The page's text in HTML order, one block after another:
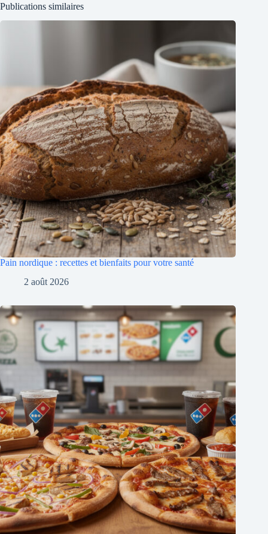
Publications similaires
Pain nordique : recettes et bienfaits pour votre santé
2 août 2026